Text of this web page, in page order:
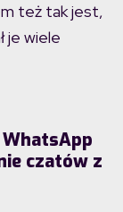
też tak jest,
je wiele
czatów z